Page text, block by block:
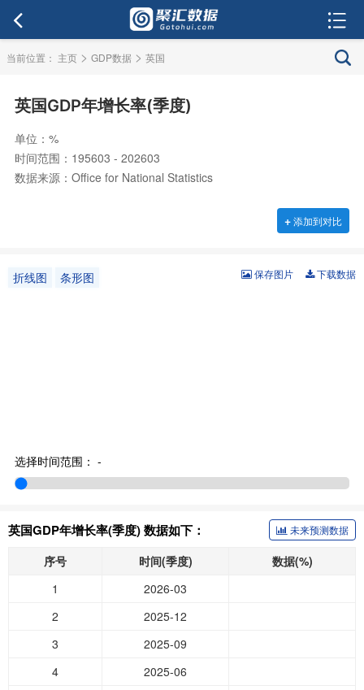
当前位置： 主页 > GDP数据 > 英国
英国GDP年增长率(季度)
单位：%
时间范围：195603 - 202603
数据来源：Office for National Statistics
+添加到对比
折线图 条形图 下载数据
保存图片
选择时间范围： -
英国GDP年增长率(季度) 数据如下： 未来预测数据
序号 时间(季度)
数据(%)
1
2026-03
2
2025-12
3
2025-09
4
2025-06